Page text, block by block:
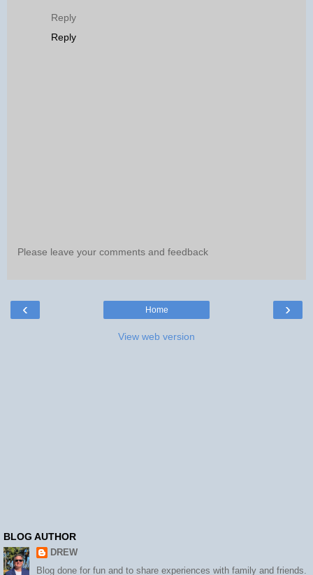
Reply
Reply
Please leave your comments and feedback
‹ ›
Home
View web version
BLOG AUTHOR
DREW
Blog done for fun and to share experiences with family and friends.